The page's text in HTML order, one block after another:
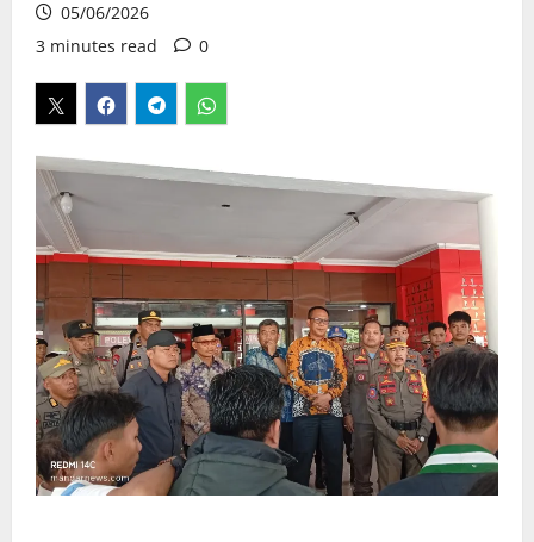
05/06/2026
3 minutes read
0